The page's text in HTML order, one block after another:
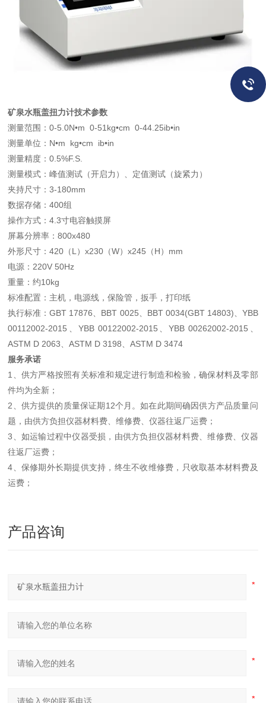
矿泉水瓶盖扭力计技术参数
测量范围：0-5.0N•m 0-51kg•cm 0-44.25ib•in
测量单位：N•m kg•cm ib•in
测量精度：0.5%F.S.
测量模式：峰值测试（开启力）、定值测试（旋紧力）
夹持尺寸：3-180mm
数据存储：400组
操作方式：4.3寸电容触摸屏
屏幕分辨率：800x480
外形尺寸：420（L）x230（W）x245（H）mm
电源：220V 50Hz
重量：约10kg
标准配置：主机，电源线，保险管，扳手，打印纸
执行标准：GBT 17876、BBT 0025、BBT 0034(GBT 14803)、YBB
00112002-2015、YBB 00122002-2015、YBB 00262002-2015、
ASTM D 2063、ASTM D 3198、ASTM D 3474
服务承诺
1、供方严格按照有关标准和规定进行制造和检验，确保材料及零部
件均为全新；
2、供方提供的质量保证期12个月。如在此期间确因供方产品质量问
题，由供方负担仪器材料费、维修费、仪器往返厂运费；
3、如运输过程中仪器受损，由供方负担仪器材料费、维修费、仪器
往返厂运费；
4、保修期外长期提供支持，终生不收维修费，只收取基本材料费及
运费；
产品咨询